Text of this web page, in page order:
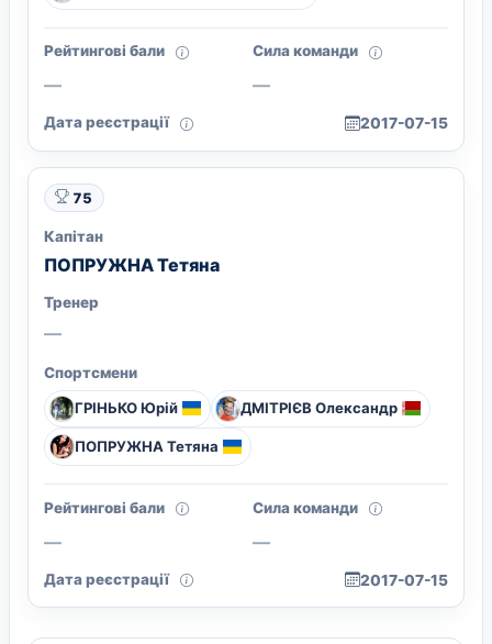
Рейтингові бали
—
Сила команди
—
Дата реєстрації 2017-07-15
75
Капітан
ПОПРУЖНА Тетяна
Тренер
—
Спортсмени
ГРІНЬКО Юрій ДМІТРІЄВ Олександр
ПОПРУЖНА Тетяна
Рейтингові бали
—
Сила команди
—
Дата реєстрації 2017-07-15